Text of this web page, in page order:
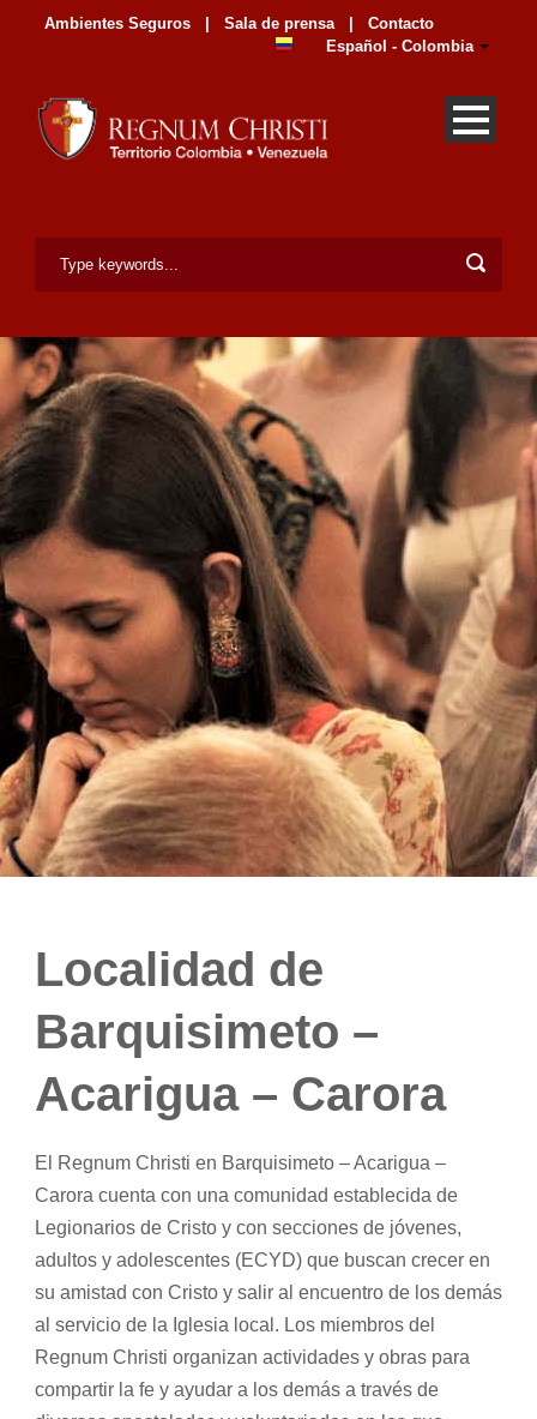
Ambientes Seguros Sala de prensa
Contacto
Español - Colombia
Localidad de
Barquisimeto –
Acarigua – Carora
El Regnum Christi en Barquisimeto – Acarigua –
Carora cuenta con una comunidad establecida de
Legionarios de Cristo y con secciones de jóvenes,
adultos y adolescentes (ECYD) que buscan crecer en
su amistad con Cristo y salir al encuentro de los demás
al servicio de la Iglesia local. Los miembros del
Regnum Christi organizan actividades y obras para
compartir la fe y ayudar a los demás a través de